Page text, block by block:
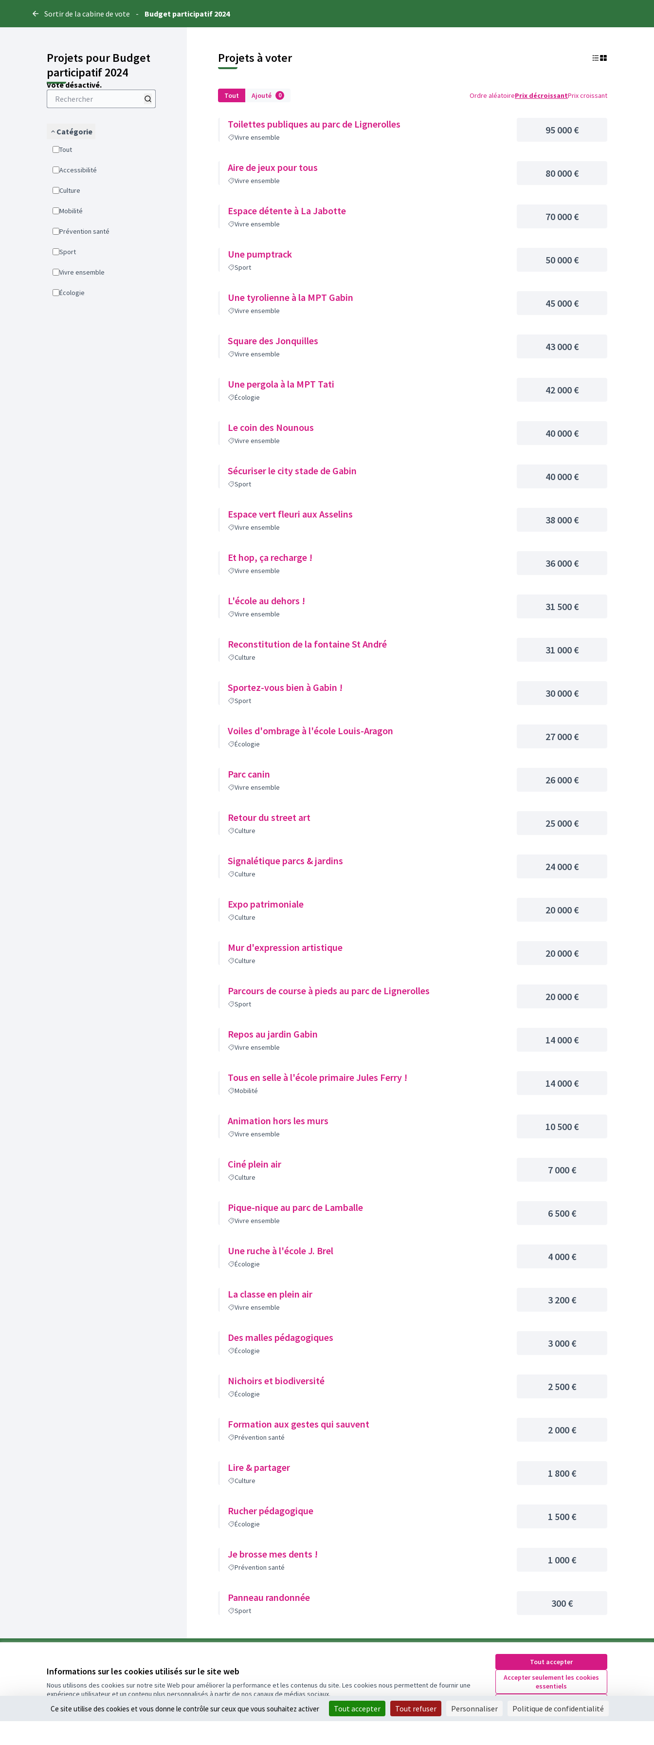
Informations sur les cookies utilisés sur le site web
Nous utilisons des cookies sur notre site Web pour améliorer la performance et les contenus du site. Les cookies nous permettent de fournir une
expérience utilisateur et un contenu plus personnalisés à partir de nos canaux de médias sociaux.
Tout accepter
Accepter seulement les cookies
essentiels
Sortir de la cabine de vote - Budget participatif 2024
Projets pour Budget
participatif 2024
Vote désactivé.
Catégorie
Tout
Accessibilité
Culture
Mobilité
Prévention santé
Sport
Vivre ensemble
Écologie
Projets à voter
Tout Ajouté 0 Ordre aléatoirePrix décroissantPrix croissant
Toilettes publiques au parc de Lignerolles
Vivre ensemble
95 000 €
Aire de jeux pour tous
Vivre ensemble
80 000 €
Espace détente à La Jabotte
Vivre ensemble
70 000 €
Une pumptrack
Sport
50 000 €
Une tyrolienne à la MPT Gabin
Vivre ensemble
45 000 €
Square des Jonquilles
Vivre ensemble
43 000 €
Une pergola à la MPT Tati
Écologie
42 000 €
Le coin des Nounous
Vivre ensemble
40 000 €
Sécuriser le city stade de Gabin
Sport
40 000 €
Espace vert fleuri aux Asselins
Vivre ensemble
38 000 €
Et hop, ça recharge !
Vivre ensemble
36 000 €
L'école au dehors !
Vivre ensemble
31 500 €
Reconstitution de la fontaine St André
Culture
31 000 €
Sportez-vous bien à Gabin !
Sport
30 000 €
Voiles d'ombrage à l'école Louis-Aragon
Écologie
27 000 €
Parc canin
Vivre ensemble
26 000 €
Retour du street art
Culture
25 000 €
Signalétique parcs & jardins
Culture
24 000 €
Expo patrimoniale
Culture
20 000 €
Mur d'expression artistique
Culture
20 000 €
Parcours de course à pieds au parc de Lignerolles
Sport
20 000 €
Repos au jardin Gabin
Vivre ensemble
14 000 €
Tous en selle à l'école primaire Jules Ferry !
Mobilité
14 000 €
Animation hors les murs
Vivre ensemble
10 500 €
Ciné plein air
Culture
7 000 €
Pique-nique au parc de Lamballe
Vivre ensemble
6 500 €
Une ruche à l'école J. Brel
Écologie
4 000 €
La classe en plein air
Vivre ensemble
3 200 €
Des malles pédagogiques
Écologie
3 000 €
Nichoirs et biodiversité
Écologie
2 500 €
Formation aux gestes qui sauvent
Prévention santé
2 000 €
Lire & partager
Culture
1 800 €
Rucher pédagogique
Écologie
1 500 €
Je brosse mes dents !
Prévention santé
1 000 €
Panneau randonnée
Sport
300 €
Assigné
Ce site utilise des cookies et vous donne le contrôle sur ceux que vous souhaitez activer Tout accepter Tout refuser Personnaliser Politique de confidentialité